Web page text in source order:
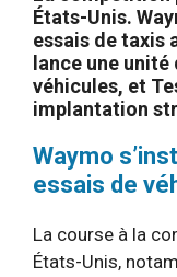
États-Unis.
essais de taxis
lance une
véhicules, et
implantation
Waymo
essais de
La course à la
États-Unis,